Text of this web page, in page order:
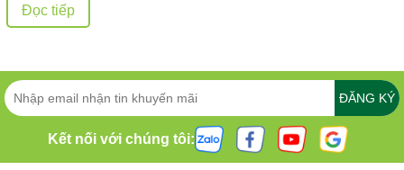
Đọc tiếp
ĐĂNG KÝ
Kết nối với chúng tôi: